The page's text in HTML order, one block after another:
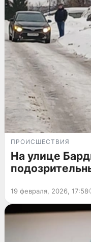
ПРОИСШЕСТВИЯ
На улице
19 февраля, 2026, 17:58